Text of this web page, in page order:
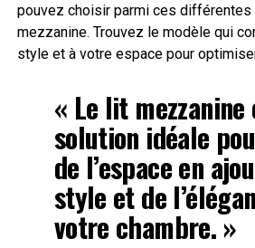
pouvez choisir parmi ces
mezzanine. Trouvez le modèle qui
style et à votre espace pour
« Le lit
solution idéale
de l’espace en
style et de
votre chambre. »